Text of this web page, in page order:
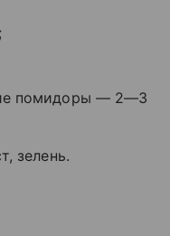
помидоры — 2—3
зелень.